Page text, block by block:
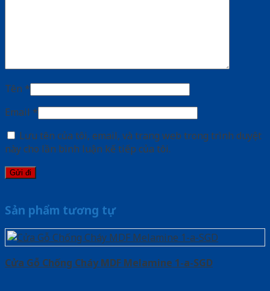
Tên *
Email *
Lưu tên của tôi, email, và trang web trong trình duyệt
này cho lần bình luận kế tiếp của tôi.
Sản phẩm tương tự
Cửa Gỗ Chống Cháy MDF Melamine 1-a-SGD